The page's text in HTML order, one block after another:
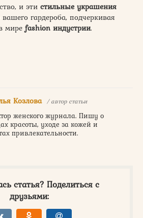
и эти стильные украшения
гардероба, подчеркивая
миреfashion индустрии.
Козлова / автор статьи
женского журнала. Пишу о
красоты, уходе за кожей и
привлекательности.
статья? Поделиться с
друзьями: